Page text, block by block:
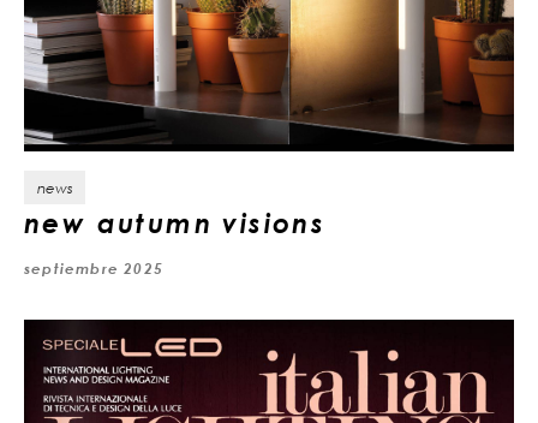
news
new autumn visions
septiembre 2025